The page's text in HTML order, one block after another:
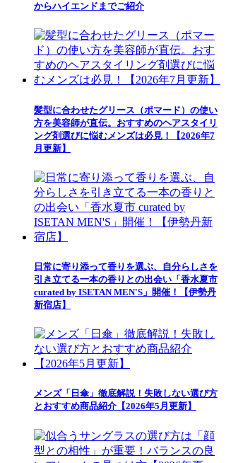
からハイエンドまでご紹介
髪型に合わせたグリース（ポマード）の使い
方を美容師が直伝。おすすめのヘアスタイリ
ング剤選びに悩むメンズは必見！【2026年7
月更新】
日常に寄り添って香りを選ぶ、自分らしさを
引き立てる一本の香りとの出会い「香水夏市
curated by ISETAN MEN'S」開催！【伊勢丹
新宿店】
メンズ「日傘」徹底解説！失敗しない選び方
とおすすめ商品紹介【2026年5月更新】